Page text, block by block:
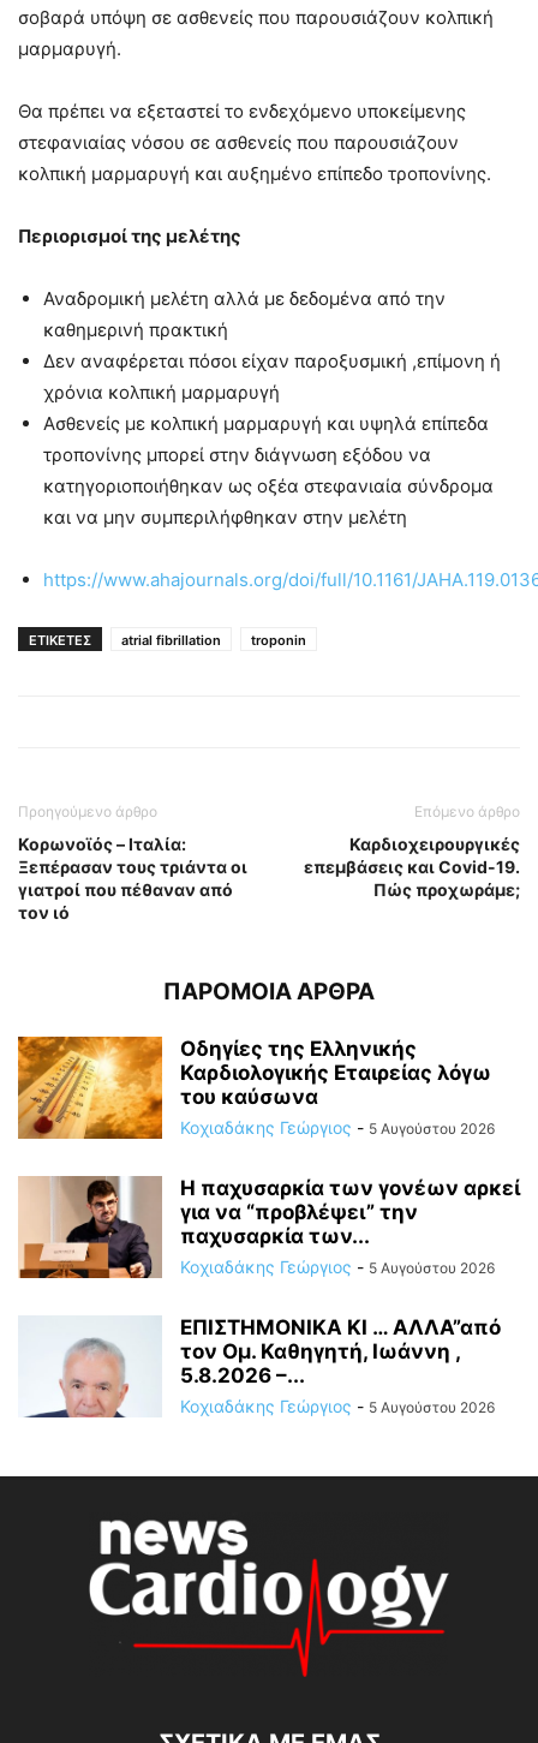
σοβαρά υπόψη σε ασθενείς που παρουσιάζουν κολπική
μαρμαρυγή.
Θα πρέπει να εξεταστεί το ενδεχόμενο υποκείμενης
στεφανιαίας νόσου σε ασθενείς που παρουσιάζουν
κολπική μαρμαρυγή και αυξημένο επίπεδο τροπονίνης.
Περιορισμοί της μελέτης
Αναδρομική μελέτη αλλά με δεδομένα από την
καθημερινή πρακτική
Δεν αναφέρεται πόσοι είχαν παροξυσμική ,επίμονη ή
χρόνια κολπική μαρμαρυγή
Ασθενείς με κολπική μαρμαρυγή και υψηλά επίπεδα
τροπονίνης μπορεί στην διάγνωση εξόδου να
κατηγοριοποιήθηκαν ως οξέα στεφανιαία σύνδρομα
και να μην συμπεριλήφθηκαν στην μελέτη
https://www.ahajournals.org/doi/full/10.1161/
ΕΤΙΚΕΤΕΣ atrial fibrillation troponin
Προηγούμενο άρθρο
Κορωνοϊός – Ιταλία:
Ξεπέρασαν τους τριάντα οι
γιατροί που πέθαναν από
τον ιό
Επόμενο άρθρο
Καρδιοχειρουργικές
επεμβάσεις και Covid-19.
Πώς προχωράμε;
ΠΑΡΟΜΟΙΑ ΑΡΘΡΑ
Οδηγίες της Ελληνικής
Καρδιολογικής Εταιρείας λόγω
του καύσωνα
Κοχιαδάκης Γεώργιος - 5 Αυγούστου 2026
Η παχυσαρκία των γονέων αρκεί
για να “προβλέψει” την
παχυσαρκία των...
Κοχιαδάκης Γεώργιος - 5 Αυγούστου 2026
ΕΠΙΣΤΗΜΟΝΙΚΑ ΚΙ … ΑΛΛΑ”από
τον Ομ. Καθηγητή, Ιωάννη ,
5.8.2026 –...
Κοχιαδάκης Γεώργιος - 5 Αυγούστου 2026